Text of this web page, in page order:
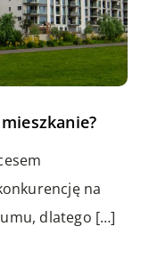
na
dlatego […]